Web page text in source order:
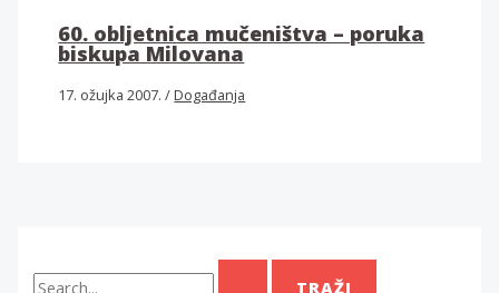
60. obljetnica mučeništva – poruka
biskupa Milovana
17. ožujka 2007./Događanja
T